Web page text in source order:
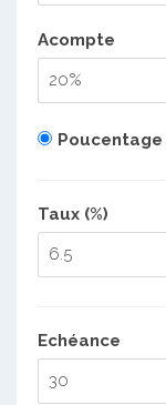
Acompte
Poucentage
Taux (%)
Echéance